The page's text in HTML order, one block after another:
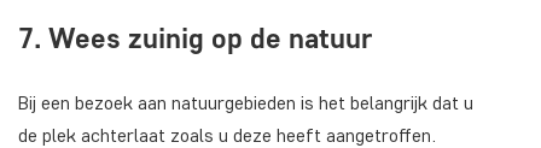
7. Wees zuinig op de natuur
Bij een bezoek aan natuurgebieden is het belangrijk dat u
de plek achterlaat zoals u deze heeft aangetroffen.